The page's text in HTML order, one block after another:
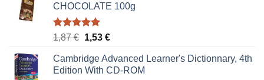
CHOCOLATE 100g
Note5.00
1,87€ Le
initial
était :
1,53 €Le
actuel
est :
Cambridge Advanced Learner's Dictionnary, 4th
Edition With CD-ROM